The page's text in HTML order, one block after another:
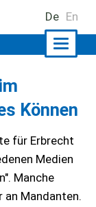
De En
Können
für Erbrecht
Medien
Manche
Mandanten.